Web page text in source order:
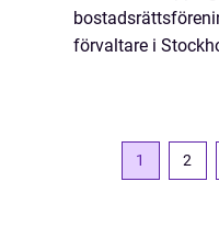
förvaltare i
1 2